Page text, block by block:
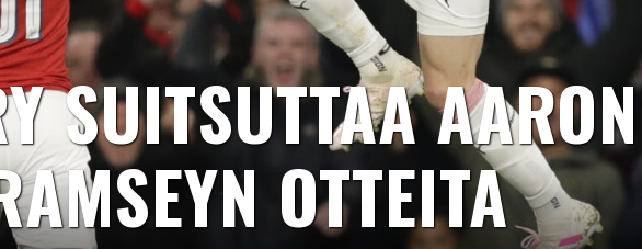
SUITSUTTAA AARON
OTTEITA